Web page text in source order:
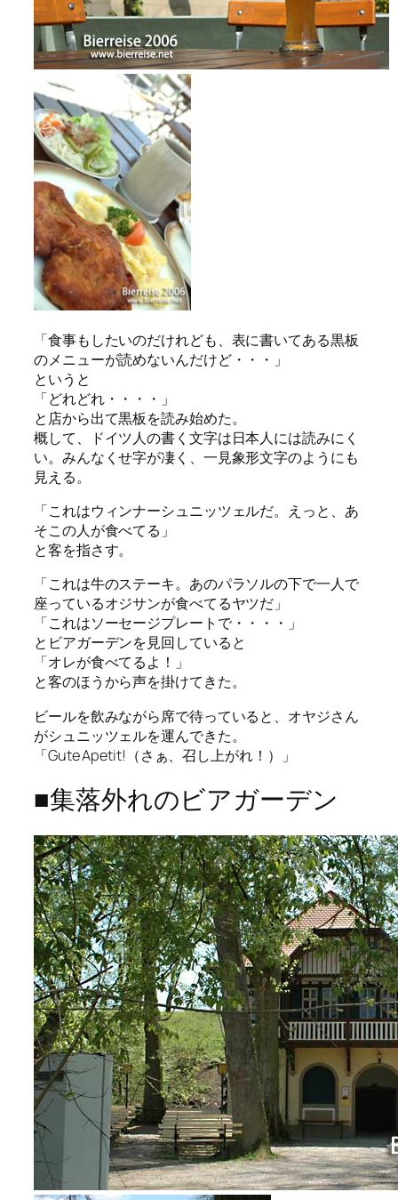
「食事もしたいのだけれども、表に書いてある黒板
のメニューが読めないんだけど・・・」
というと
「どれどれ・・・・」
と店から出て黒板を読み始めた。
概して、ドイツ人の書く文字は日本人には読みにく
い。みんなくせ字が凄く、一見象形文字のようにも
見える。
「これはウィンナーシュニッツェルだ。えっと、あ
そこの人が食べてる」
と客を指さす。
「これは牛のステーキ。あのパラソルの下で一人で
座っているオジサンが食べてるヤツだ」
「これはソーセージプレートで・・・・」
とビアガーデンを見回していると
「オレが食べてるよ！」
と客のほうから声を掛けてきた。
ビールを飲みながら席で待っていると、オヤジさん
がシュニッツェルを運んできた。
「Gute Apetit!（さぁ、召し上がれ！）」
■集落外れのビアガーデン